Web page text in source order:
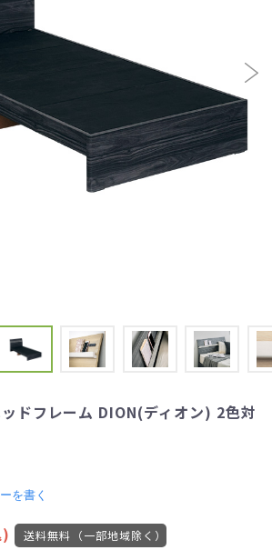
ドフレーム DION(ディオン) 2色対
を書く
送料無料（一部地域除く）